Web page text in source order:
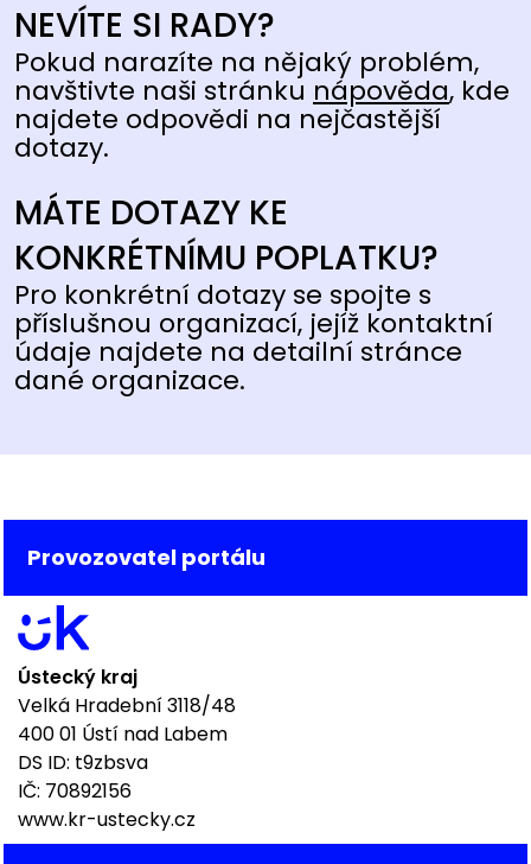
NEVÍTE SI RADY?
Pokud narazíte na nějaký problém,
navštivte naši stránku nápověda, kde
najdete odpovědi na nejčastější
dotazy.
MÁTE DOTAZY KE
KONKRÉTNÍMU POPLATKU?
Pro konkrétní dotazy se spojte s
příslušnou organizací, jejíž kontaktní
údaje najdete na detailní stránce
dané organizace.
Provozovatel portálu
Ústecký kraj
Velká Hradební 3118/48
400 01 Ústí nad Labem
DS ID: t9zbsva
IČ: 70892156
www.kr-ustecky.cz